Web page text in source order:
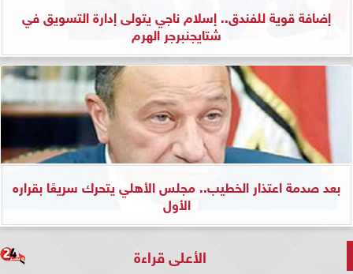
إضافة قوية للفندق.. إسلام ناجي يتولى إدارة التسويق في
شتايجنبرجر الهرم
بعد صدمة اعتذار الخطيب.. مجلس الأهلي يتحرك سريعًا بقراره
الأول
الأعلى قراءة